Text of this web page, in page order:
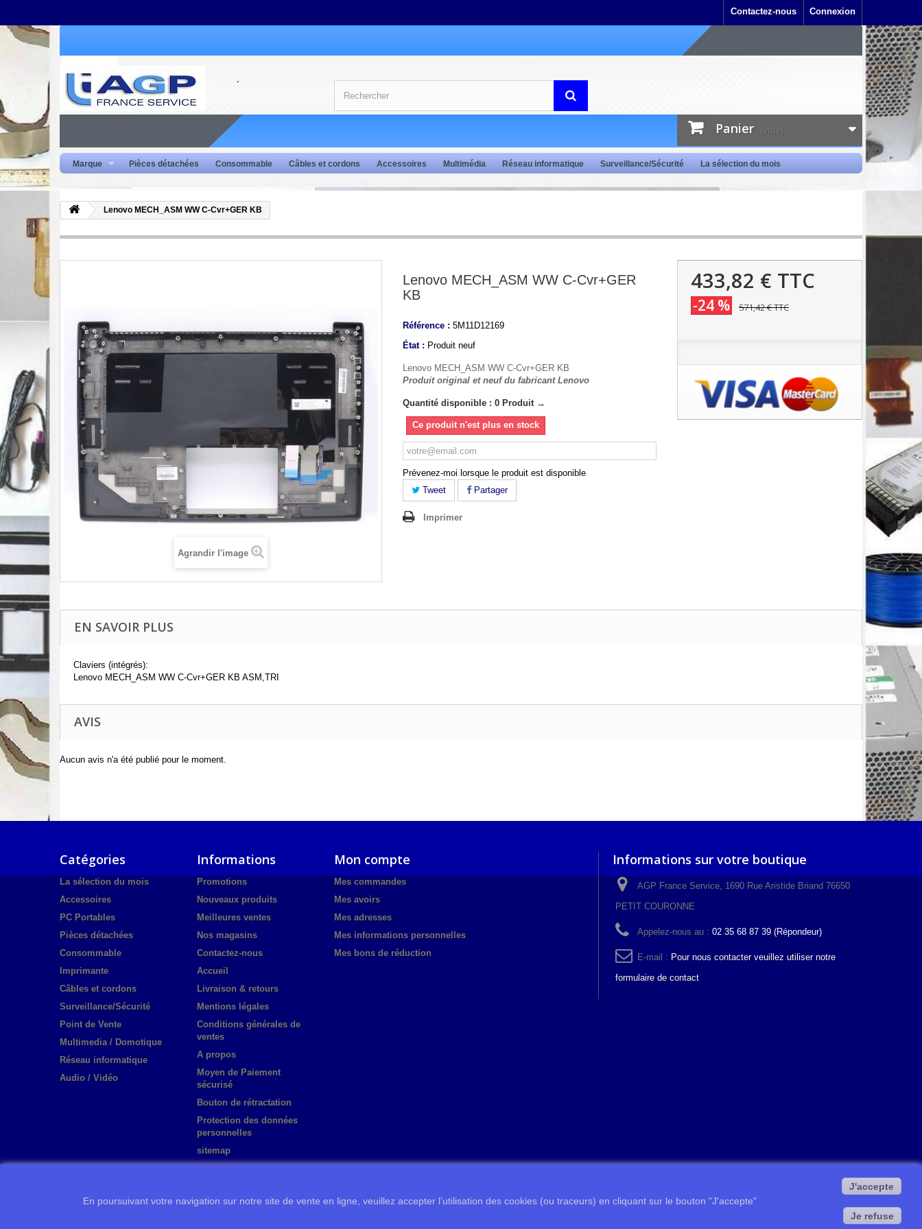
Connexion
Contactez-nous
Panier (vide)
Marque Pièces détachées Consommable Câbles et cordons Accessoires Multimédia Réseau informatique Surveillance/Sécurité La sélection du mois
Lenovo MECH_ASM WW C-Cvr+GER KB
Agrandir l'image
Lenovo MECH_ASM WW C-Cvr+GER
KB
Référence : 5M11D12169
État : Produit neuf
Lenovo MECH_ASM WW C-Cvr+GER KB
Produit original et neuf du fabricant Lenovo
Quantité disponible : 0 Produit →
Ce produit n'est plus en stock
Prévenez-moi lorsque le produit est disponible
Tweet
Partager
Imprimer
433,82 € TTC
-24 % 571,42 €TTC
EN SAVOIR PLUS
Claviers (intégrés):
Lenovo MECH_ASM WW C-Cvr+GER KB ASM,TRI
AVIS
Aucun avis n'a été publié pour le moment.
Catégories
La sélection du mois
Accessoires
PC Portables
Pièces détachées
Consommable
Imprimante
Câbles et cordons
Surveillance/Sécurité
Point de Vente
Multimedia / Domotique
Réseau informatique
Audio / Vidéo
Informations
Promotions
Nouveaux produits
Meilleures ventes
Nos magasins
Contactez-nous
Accueil
Livraison & retours
Mentions légales
Conditions générales de
ventes
A propos
Moyen de Paiement
sécurisé
Bouton de rétractation
Protection des données
personnelles
sitemap
Mon compte
Mes commandes
Mes avoirs
Mes adresses
Mes informations personnelles
Mes bons de réduction
Informations sur votre boutique
AGP France Service, 1690 Rue Aristide Briand 76650
PETIT COURONNE
Appelez-nous au : 02 35 68 87 39 (Répondeur)
E-mail : Pour nous contacter veuillez utiliser notre
formulaire de contact
En poursuivant votre navigation sur notre site de vente en ligne, veuillez accepter l’utilisation des cookies (ou traceurs) en cliquant sur le bouton "J'accepte"
J'accepte
Je refuse